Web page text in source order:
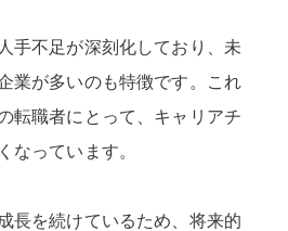
手不足が深刻化しており、未
業が多いのも特徴です。これ
転職者にとって、キャリアチ
なっています。
長を続けているため、将来的